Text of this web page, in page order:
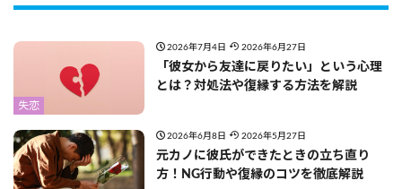
失恋
2026年7月4日 2026年6月27日
「彼女から友達に戻りたい」という心理
とは？対処法や復縁する方法を解説
2026年6月8日 2026年5月27日
元カノに彼氏ができたときの立ち直り
方！NG行動や復縁のコツを徹底解説